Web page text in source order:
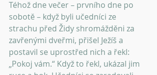
Téhož dne večer – prvního dne po
sobotě – když byli učedníci ze
strachu před Židy shromážděni za
zavřenými dveřmi, přišel Ježíš a
postavil se uprostřed nich a řekl:
„Pokoj vám.“ Když to řekl, ukázal jim